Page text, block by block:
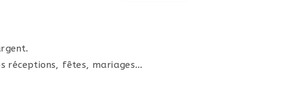
réceptions, fêtes, mariages…